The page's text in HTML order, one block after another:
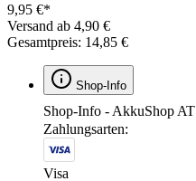
9,95 €*
Versand ab 4,90 €
Gesamtpreis: 14,85 €
Shop-Info
Shop-Info - AkkuShop AT
Zahlungsarten:
Visa